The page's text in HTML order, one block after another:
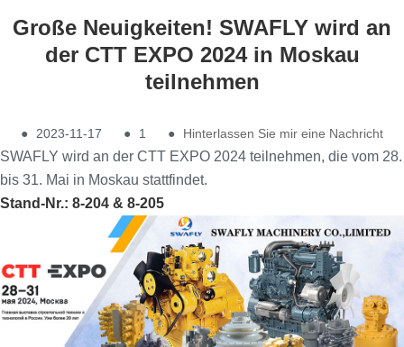
Große Neuigkeiten! SWAFLY wird an
der CTT EXPO 2024 in Moskau
teilnehmen
● 2023-11-17 ● 1 ● Hinterlassen Sie mir eine Nachricht
SWAFLY wird an der CTT EXPO 2024 teilnehmen, die vom 28.
bis 31. Mai in Moskau stattfindet.
Stand-Nr.: 8-204 & 8-205